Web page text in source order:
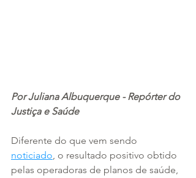
Por Juliana Albuquerque - Repórter do
Justiça e Saúde
Diferente do que vem sendo
noticiado, o resultado positivo obtido
pelas operadoras de planos de saúde,